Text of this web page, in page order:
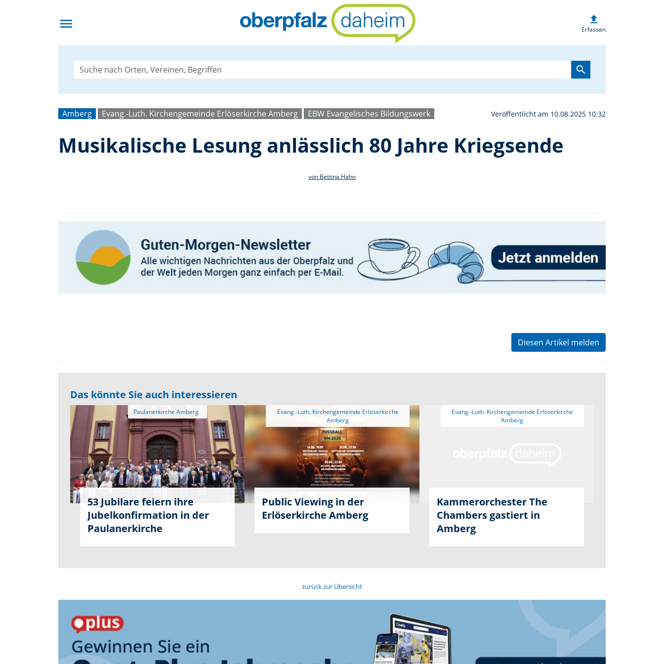
menu Musikalische Lesung anlässlich 80
upload
Erfassen
search
Amberg Evang.-Luth. Kirchengemeinde Erlöserkirche Amberg EBW Evangelisches Bildungswerk Veröffentlicht am 10.08.2025 10:32
Musikalische Lesung anlässlich 80 Jahre Kriegsende
von Bettina Hahn
Diesen Artikel melden
Das könnte Sie auch interessieren
53 Jubilare feiern ihre
Jubelkonfirmation in der
Paulanerkirche
Public Viewing in der
Erlöserkirche Amberg
Kammerorchester The
Chambers gastiert in
Amberg
zurück zur Übersicht